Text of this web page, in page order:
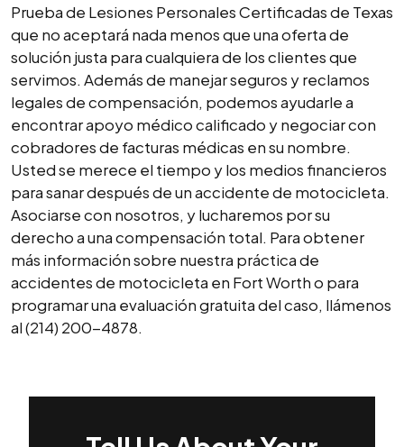
Prueba de Lesiones Personales Certificadas de Texas
que no aceptará nada menos que una oferta de
solución justa para cualquiera de los clientes que
servimos. Además de manejar seguros y reclamos
legales de compensación, podemos ayudarle a
encontrar apoyo médico calificado y negociar con
cobradores de facturas médicas en su nombre.
Usted se merece el tiempo y los medios financieros
para sanar después de un accidente de motocicleta.
Asociarse con nosotros, y lucharemos por su
derecho a una compensación total. Para obtener
más información sobre nuestra práctica de
accidentes de motocicleta en Fort Worth o para
programar una evaluación gratuita del caso, llámenos
al (214) 200-4878.